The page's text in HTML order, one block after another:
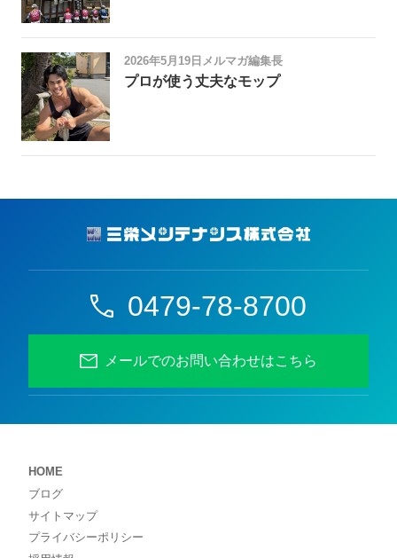
2026年5月19日 メルマガ編集長
プロが使う丈夫なモップ
0479-78-8700
メールでのお問い合わせはこちら
HOME
ブログ
サイトマップ
プライバシーポリシー